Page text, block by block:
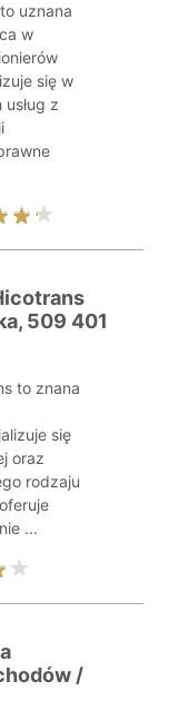
uznana
w
się w
z
509 401
to znana
się
oraz
rodzaju
...
/